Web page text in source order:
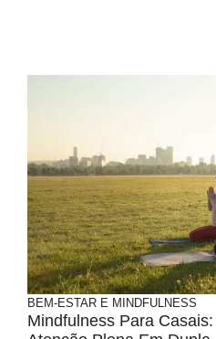
BEM-ESTAR E MINDFULNESS
Mindfulness Para